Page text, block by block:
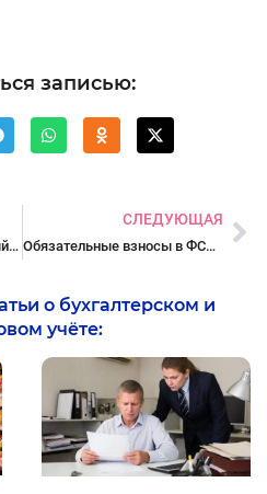
записью:
Налог на профессиональный доход: ответственность
СЛЕДУЮЩАЯ
Обязательные взносы в ФСЗН для самозанятых и ремесленников с 01.10.2024
о бухгалтерском и
учёте: